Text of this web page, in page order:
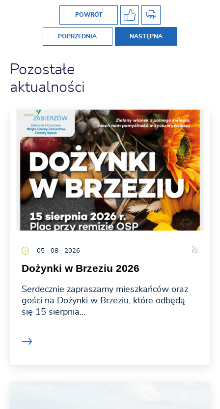
POWRÓT
POPRZEDNIA NASTĘPNA
Pozostałe
aktualności
05 - 08 - 2026
Dożynki w Brzeziu 2026
Serdecznie zapraszamy mieszkańców oraz
gości na Dożynki w Brzeziu, które odbędą
się 15 sierpnia...